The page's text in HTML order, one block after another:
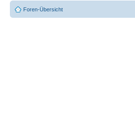
Foren-Übersicht